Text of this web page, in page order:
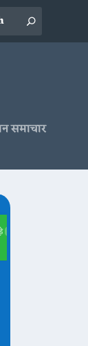
समाचार